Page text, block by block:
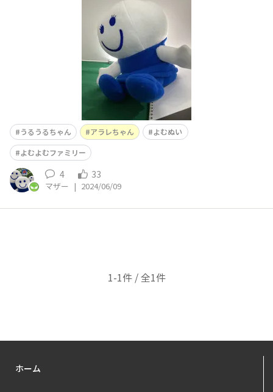
うるうるちゃん アラレちゃん
よむぬい
よむよむファミリー
4 33
マザー | 2024/06/09
1-1件 / 全1件
ホーム